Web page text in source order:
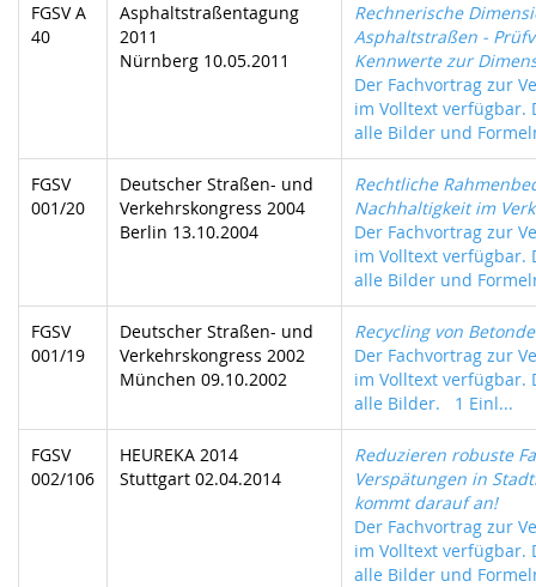
FGSV A
40
Asphaltstraßentagung
2011
Nürnberg 10.05.2011
Rechnerische
Asphaltstraßen -
Kennwerte zur
Der Fachvortrag zur
im Volltext verfügbar.
alle Bilder und
FGSV
001/20
Deutscher Straßen- und
Verkehrskongress 2004
Berlin 13.10.2004
Rechtliche
Nachhaltigkeit im
Der Fachvortrag zur
im Volltext verfügbar.
alle Bilder und
FGSV
001/19
Deutscher Straßen- und
Verkehrskongress 2002
München 09.10.2002
Recycling von
Der Fachvortrag zur
im Volltext verfügbar.
alle Bilder. 1 Einl...
FGSV
002/106
HEUREKA 2014
Stuttgart 02.04.2014
Reduzieren robuste
Verspätungen in
kommt darauf an!
Der Fachvortrag zur
im Volltext verfügbar.
alle Bilder und